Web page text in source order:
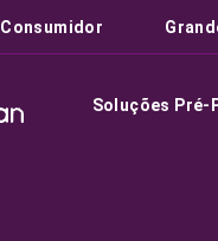
Consumidor
Soluções Pré-